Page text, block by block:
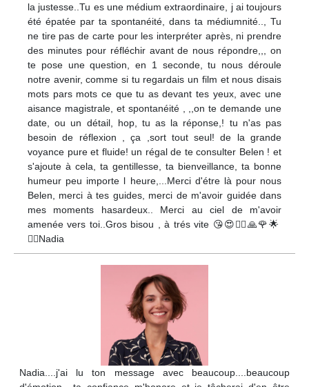
la justesse..Tu es une médium extraordinaire, j ai toujours
été épatée par ta spontanéité, dans ta médiumnité.., Tu
ne tire pas de carte pour les interpréter après, ni prendre
des minutes pour réfléchir avant de nous répondre,,, on
te pose une question, en 1 seconde, tu nous déroule
notre avenir, comme si tu regardais un film et nous disais
mots pars mots ce que tu as devant tes yeux, avec une
aisance magistrale, et spontanéité , ,,on te demande une
date, ou un détail, hop, tu as la réponse,! tu n'as pas
besoin de réflexion , ça ,sort tout seul! de la grande
voyance pure et fluide! un régal de te consulter Belen ! et
s'ajoute à cela, ta gentillesse, ta bienveillance, ta bonne
humeur peu importe l heure,...Merci d'étre là pour nous
Belen, merci à tes guides, merci de m'avoir guidée dans
mes moments hasardeux.. Merci au ciel de m'avoir
amenée vers toi..Gros bisou , à trés vite 😘😍🧚‍♀️🙏🌹🌟
🙋‍♀️Nadia
Nadia....j'ai lu ton message avec beaucoup....beaucoup